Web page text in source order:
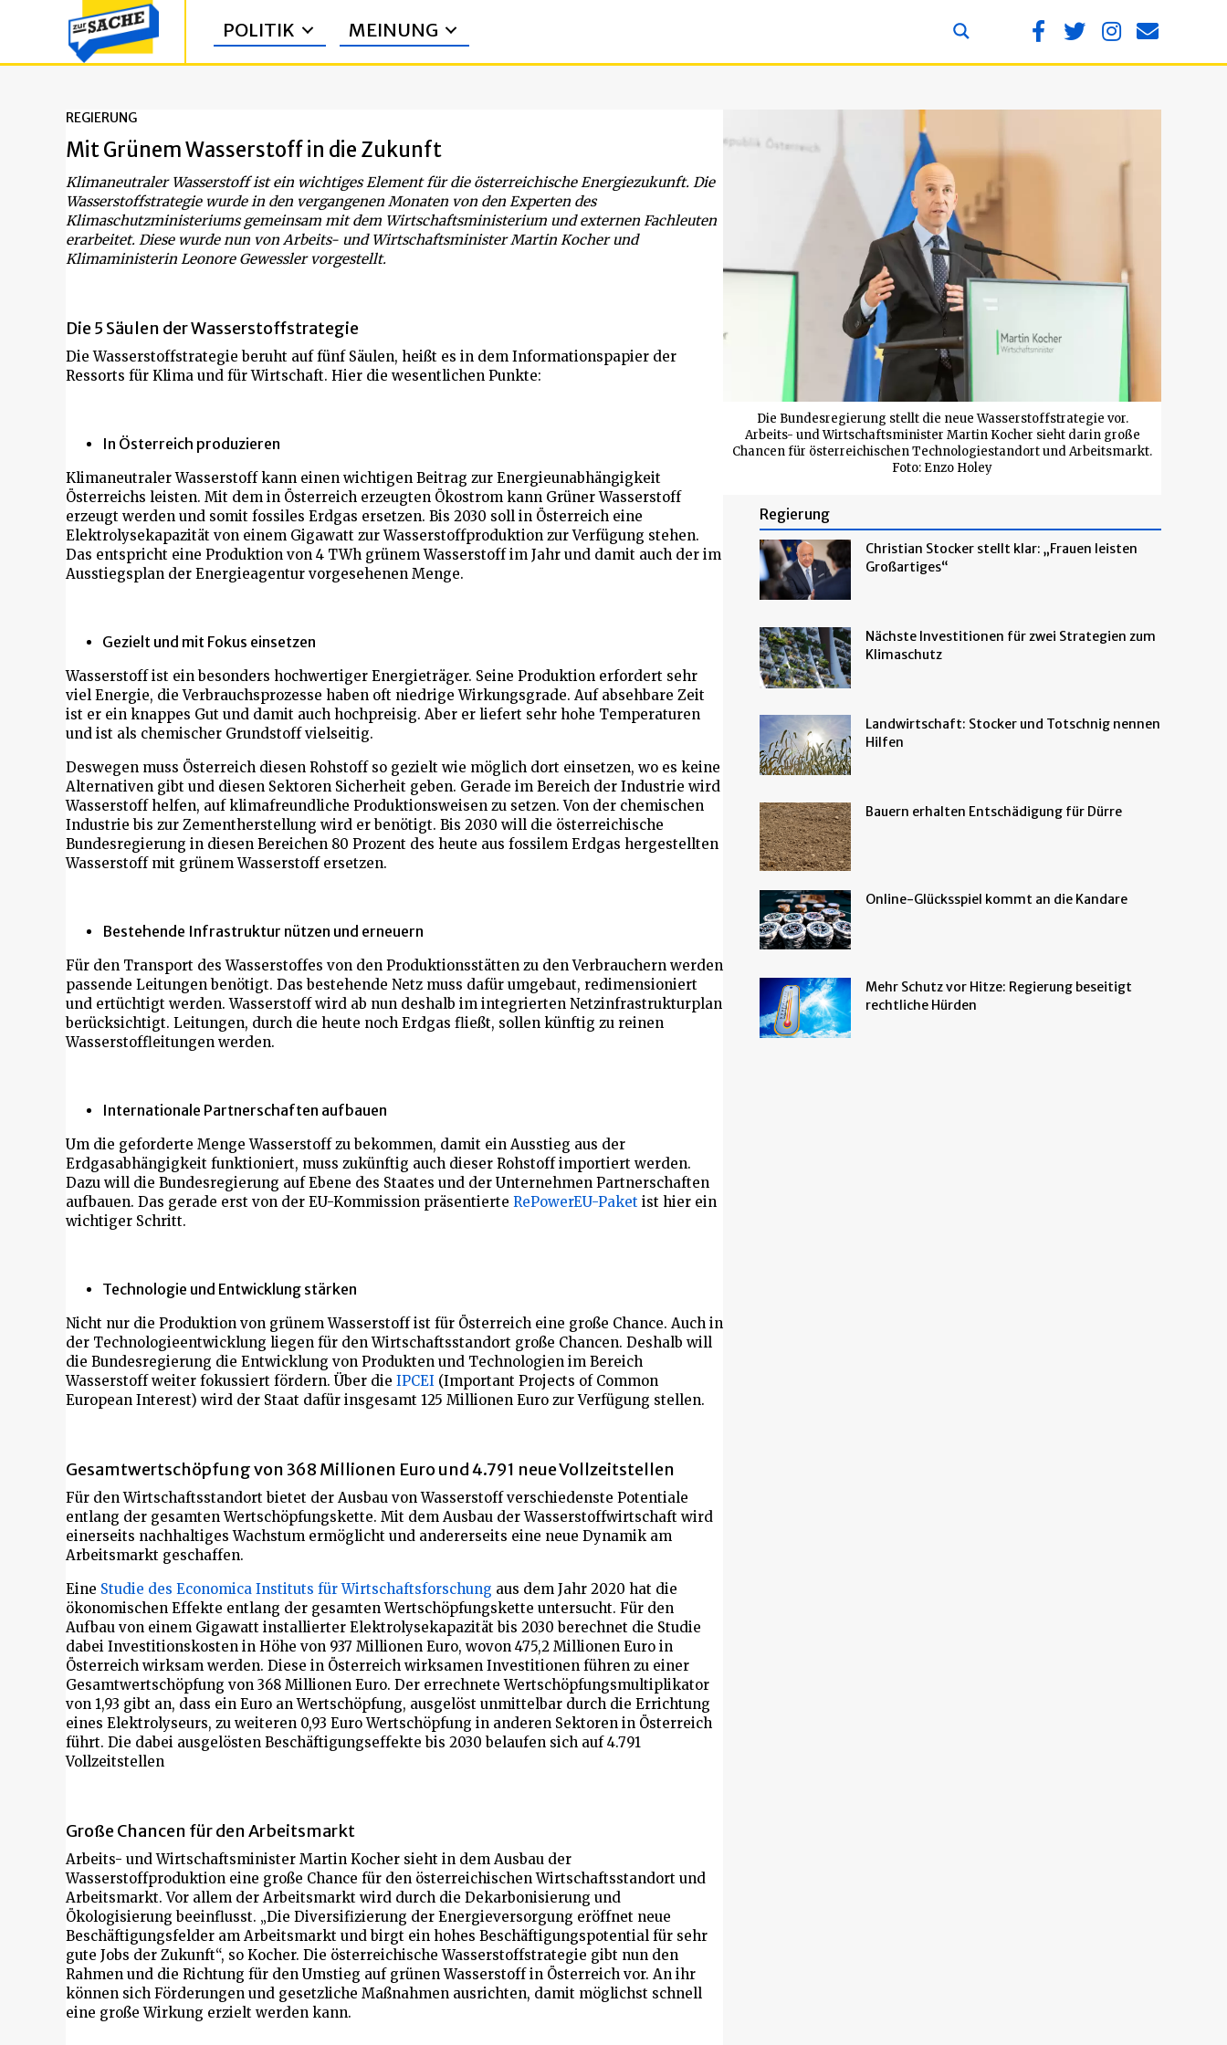
POLITIK MEINUNG
REGIERUNG
Mit Grünem Wasserstoff in die Zukunft
Klimaneutraler Wasserstoff ist ein wichtiges Element für die österreichische Energiezukunft. Die
Wasserstoffstrategie wurde in den vergangenen Monaten von den Experten des
Klimaschutzministeriums gemeinsam mit dem Wirtschaftsministerium und externen Fachleuten
erarbeitet. Diese wurde nun von Arbeits- und Wirtschaftsminister Martin Kocher und
Klimaministerin Leonore Gewessler vorgestellt.
Die 5 Säulen der Wasserstoffstrategie
Die Wasserstoffstrategie beruht auf fünf Säulen, heißt es in dem Informationspapier der
Ressorts für Klima und für Wirtschaft. Hier die wesentlichen Punkte:
In Österreich produzieren
Klimaneutraler Wasserstoff kann einen wichtigen Beitrag zur Energieunabhängigkeit
Österreichs leisten. Mit dem in Österreich erzeugten Ökostrom kann Grüner Wasserstoff
erzeugt werden und somit fossiles Erdgas ersetzen. Bis 2030 soll in Österreich eine
Elektrolysekapazität von einem Gigawatt zur Wasserstoffproduktion zur Verfügung stehen.
Das entspricht eine Produktion von 4 TWh grünem Wasserstoff im Jahr und damit auch der im
Ausstiegsplan der Energieagentur vorgesehenen Menge.
Gezielt und mit Fokus einsetzen
Wasserstoff ist ein besonders hochwertiger Energieträger. Seine Produktion erfordert sehr
viel Energie, die Verbrauchsprozesse haben oft niedrige Wirkungsgrade. Auf absehbare Zeit
ist er ein knappes Gut und damit auch hochpreisig. Aber er liefert sehr hohe Temperaturen
und ist als chemischer Grundstoff vielseitig.
Deswegen muss Österreich diesen Rohstoff so gezielt wie möglich dort einsetzen, wo es keine
Alternativen gibt und diesen Sektoren Sicherheit geben. Gerade im Bereich der Industrie wird
Wasserstoff helfen, auf klimafreundliche Produktionsweisen zu setzen. Von der chemischen
Industrie bis zur Zementherstellung wird er benötigt. Bis 2030 will die österreichische
Bundesregierung in diesen Bereichen 80 Prozent des heute aus fossilem Erdgas hergestellten
Wasserstoff mit grünem Wasserstoff ersetzen.
Bestehende Infrastruktur nützen und erneuern
Für den Transport des Wasserstoffes von den Produktionsstätten zu den Verbrauchern werden
passende Leitungen benötigt. Das bestehende Netz muss dafür umgebaut, redimensioniert
und ertüchtigt werden. Wasserstoff wird ab nun deshalb im integrierten Netzinfrastrukturplan
berücksichtigt. Leitungen, durch die heute noch Erdgas fließt, sollen künftig zu reinen
Wasserstoffleitungen werden.
Internationale Partnerschaften aufbauen
Um die geforderte Menge Wasserstoff zu bekommen, damit ein Ausstieg aus der
Erdgasabhängigkeit funktioniert, muss zukünftig auch dieser Rohstoff importiert werden.
Dazu will die Bundesregierung auf Ebene des Staates und der Unternehmen Partnerschaften
aufbauen. Das gerade erst von der EU-Kommission präsentierte RePowerEU-Paket ist hier ein
wichtiger Schritt.
Technologie und Entwicklung stärken
Nicht nur die Produktion von grünem Wasserstoff ist für Österreich eine große Chance. Auch in
der Technologieentwicklung liegen für den Wirtschaftsstandort große Chancen. Deshalb will
die Bundesregierung die Entwicklung von Produkten und Technologien im Bereich
Wasserstoff weiter fokussiert fördern. Über die IPCEI (Important Projects of Common
European Interest) wird der Staat dafür insgesamt 125 Millionen Euro zur Verfügung stellen.
Gesamtwertschöpfung von 368 Millionen Euro und 4.791 neue Vollzeitstellen
Für den Wirtschaftsstandort bietet der Ausbau von Wasserstoff verschiedenste Potentiale
entlang der gesamten Wertschöpfungskette. Mit dem Ausbau der Wasserstoffwirtschaft wird
einerseits nachhaltiges Wachstum ermöglicht und andererseits eine neue Dynamik am
Arbeitsmarkt geschaffen.
Eine Studie des Economica Instituts für Wirtschaftsforschung aus dem Jahr 2020 hat die
ökonomischen Effekte entlang der gesamten Wertschöpfungskette untersucht. Für den
Aufbau von einem Gigawatt installierter Elektrolysekapazität bis 2030 berechnet die Studie
dabei Investitionskosten in Höhe von 937 Millionen Euro, wovon 475,2 Millionen Euro in
Österreich wirksam werden. Diese in Österreich wirksamen Investitionen führen zu einer
Gesamtwertschöpfung von 368 Millionen Euro. Der errechnete Wertschöpfungsmultiplikator
von 1,93 gibt an, dass ein Euro an Wertschöpfung, ausgelöst unmittelbar durch die Errichtung
eines Elektrolyseurs, zu weiteren 0,93 Euro Wertschöpfung in anderen Sektoren in Österreich
führt. Die dabei ausgelösten Beschäftigungseffekte bis 2030 belaufen sich auf 4.791
Vollzeitstellen
Große Chancen für den Arbeitsmarkt
Arbeits- und Wirtschaftsminister Martin Kocher sieht in dem Ausbau der
Wasserstoffproduktion eine große Chance für den österreichischen Wirtschaftsstandort und
Arbeitsmarkt. Vor allem der Arbeitsmarkt wird durch die Dekarbonisierung und
Ökologisierung beeinflusst. „Die Diversifizierung der Energieversorgung eröffnet neue
Beschäftigungsfelder am Arbeitsmarkt und birgt ein hohes Beschäftigungspotential für sehr
gute Jobs der Zukunft“, so Kocher. Die österreichische Wasserstoffstrategie gibt nun den
Rahmen und die Richtung für den Umstieg auf grünen Wasserstoff in Österreich vor. An ihr
können sich Förderungen und gesetzliche Maßnahmen ausrichten, damit möglichst schnell
eine große Wirkung erzielt werden kann.
Die Bundesregierung stellt die neue Wasserstoffstrategie vor.
Arbeits- und Wirtschaftsminister Martin Kocher sieht darin große
Chancen für österreichischen Technologiestandort und Arbeitsmarkt.
Foto: Enzo Holey
Regierung
Christian Stocker stellt klar: „Frauen leisten
Großartiges“
Nächste Investitionen für zwei Strategien zum
Klimaschutz
Landwirtschaft: Stocker und Totschnig nennen
Hilfen
Bauern erhalten Entschädigung für Dürre
Online-Glücksspiel kommt an die Kandare
Mehr Schutz vor Hitze: Regierung beseitigt
rechtliche Hürden